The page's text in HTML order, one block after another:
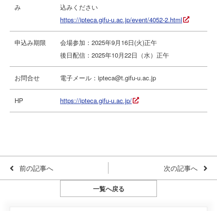
み
込みください
https://ipteca.gifu-u.ac.jp/event/4052-2.html
申込み期限
会場参加：2025年9月16日(火)正午
後日配信：2025年10月22日（水）正午
お問合せ 電子メール：ipteca@t.gifu-u.ac.jp
HP https://ipteca.gifu-u.ac.jp/
前の記事へ 次の記事へ
一覧へ戻る